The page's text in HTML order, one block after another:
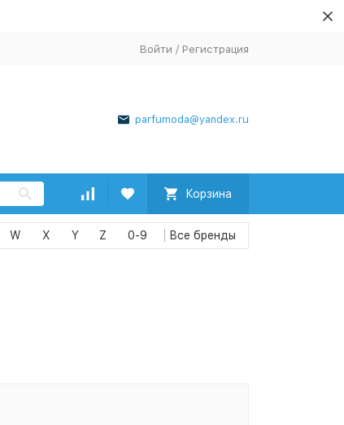
Войти / Регистрация
parfumoda@yandex.ru
Корзина
W X Y Z 0-9